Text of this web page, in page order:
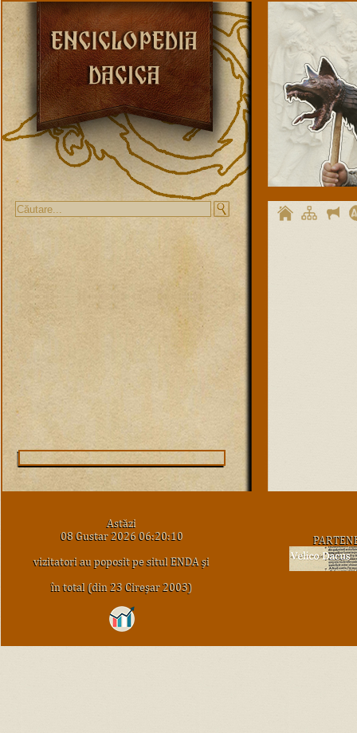
Astăzi
08 Gustar 2026 06:20:10
vizitatori au poposit pe situl ENDA şi
în total (din 23 Cireşar 2003)